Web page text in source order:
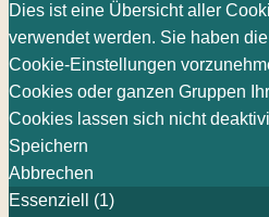
Dies ist eine Übersicht aller
verwendet werden. Sie haben
Cookie-Einstellungen
Cookies oder ganzen Gruppen
Cookies lassen sich nicht
Speichern
Abbrechen
Essenziell (1)